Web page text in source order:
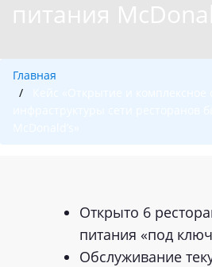
питания
Главная
Открыто 6
питания «под
Обслуживание